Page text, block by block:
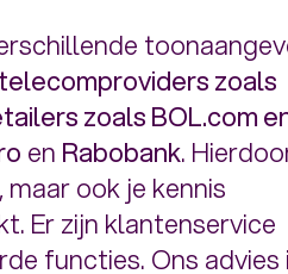
telecomproviders zoals
zoals BOL.com
en Rabobank.
ook je kennis
Er zijn klantenservice
functies. Ons advies